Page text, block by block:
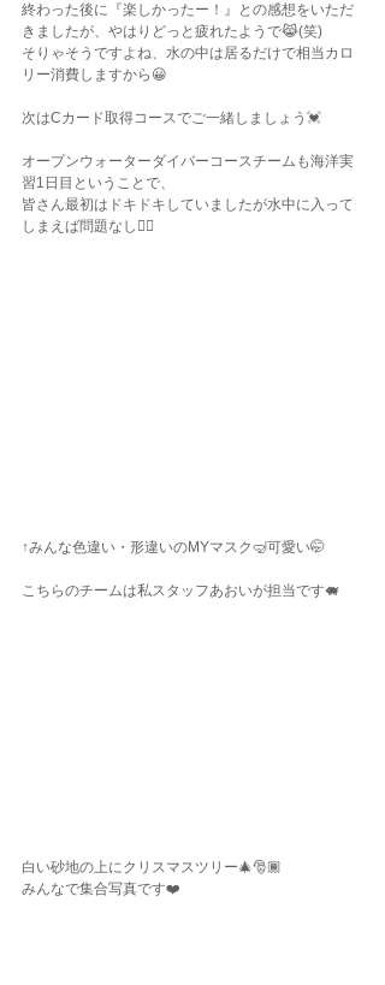
終わった後に『楽しかったー！』との感想をいただ
きましたが、やはりどっと疲れたようで😹(笑)
そりゃそうですよね、水の中は居るだけで相当カロ
リー消費しますから😀
次はCカード取得コースでご一緒しましょう💓
オープンウォーターダイバーコースチームも海洋実
習1日目ということで、
皆さん最初はドキドキしていましたが水中に入って
しまえば問題なし👌🏾
↑みんな色違い・形違いのMYマスク🤿可愛い🤭
こちらのチームは私スタッフあおいが担当です🐖
白い砂地の上にクリスマスツリー🎄🎅🏾
みんなで集合写真です❤️